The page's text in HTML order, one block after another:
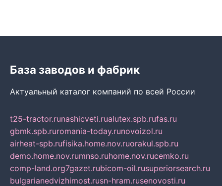
База заводов и фабрик
Актуальный каталог компаний по всей России
t25-tractor.runashicveti.rualutex.spb.rufas.ru
gbmk.spb.ruromania-today.runovoizol.ru
airheat-spb.rufisika.home.nov.ruorakul.spb.ru
demo.home.nov.rumnso.ruhome.nov.rucemko.ru
comp-land.org7gazet.rubicom-oil.rusuperiorsearch.ru
bulgarianedvizhimost.rusn-hram.rusenovosti.ru